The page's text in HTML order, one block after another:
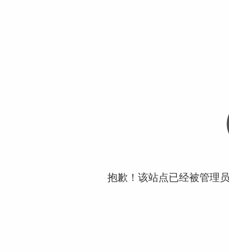
抱歉！该站点已经被管理